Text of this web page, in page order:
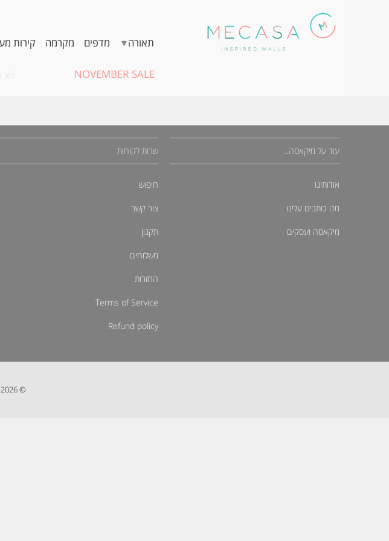
תאורה▾ מדפים מקרמה קירות
NOVEMBER SALE
שרות לקוחות
חיפוש
צור קשר
תקנון
משלוחים
החזרות
Terms of Service
Refund policy
עוד על מיקאסה...
אודותינו
מה כותבים עלינו
מיקאסה ועסקים
© 2026